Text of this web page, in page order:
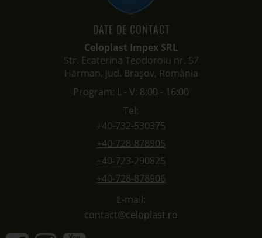
DATE DE CONTACT
Celoplast Impex SRL
Str. Ecaterina Teodoroiu nr. 57
Hărman, jud. Brașov, România
Program: L - V: 8:00 - 16:00
Tel:
+40-732-530375
+40-728-878905
+40-723-290825
+40-728-878906
E-mail:
contact@celoplast.ro